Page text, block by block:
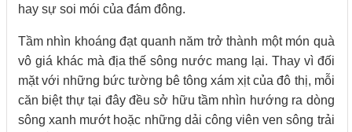
hay sự soi mói của đám đông.
Tầm nhìn khoáng đạt quanh năm trở thành một món quà
vô giá khác mà địa thế sông nước mang lại. Thay vì đối
mặt với những bức tường bê tông xám xịt của đô thị, mỗi
căn biệt thự tại đây đều sở hữu tầm nhìn hướng ra dòng
sông xanh mướt hoặc những dải công viên ven sông trải